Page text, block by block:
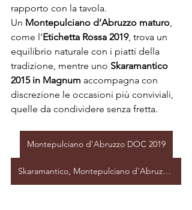
rapporto con la tavola.
Un Montepulciano d’Abruzzo maturo,
come l’Etichetta Rossa 2019, trova un
equilibrio naturale con i piatti della
tradizione, mentre uno Skaramantico
2015 in Magnum accompagna con
discrezione le occasioni più conviviali,
quelle da condividere senza fretta.
Montepulciano d'Abruzzo DOC 2019
Skaramantico, Montepulciano d'Abruzzo DOC 2015